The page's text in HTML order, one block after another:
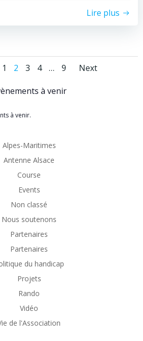
Lire plus
Posts
navigation
Page
1 Page
2 Page
3 Page
4 … Page
9
Posts
Next
à venir
à venir.
Alpes-Maritimes
Antenne Alsace
Course
Events
Non classé
Nous soutenons
Partenaires
Partenaires
du handicap
Projets
Rando
Vidéo
de l'Association